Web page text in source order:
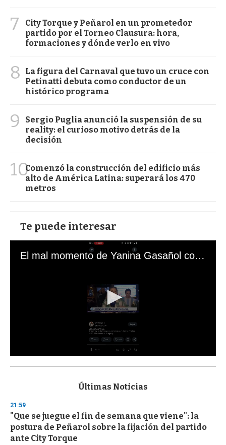
7
City Torque y Peñarol en un prometedor
partido por el Torneo Clausura: hora,
formaciones y dónde verlo en vivo
8
La figura del Carnaval que tuvo un cruce con
Petinatti debuta como conductor de un
histórico programa
9
Sergio Puglia anunció la suspensión de su
reality: el curioso motivo detrás de la
decisión
10Comenzó la construcción del edificio más
alto de América Latina: superará los 470
metros
Te puede interesar
El mal momento de Yanina Gasañol con un hincha argentino en "Subrayado"
s
d
s
o
f
3
Últimas Noticias
21:59
"Que se juegue el fin de semana que viene": la
postura de Peñarol sobre la fijación del partido
ante City Torque